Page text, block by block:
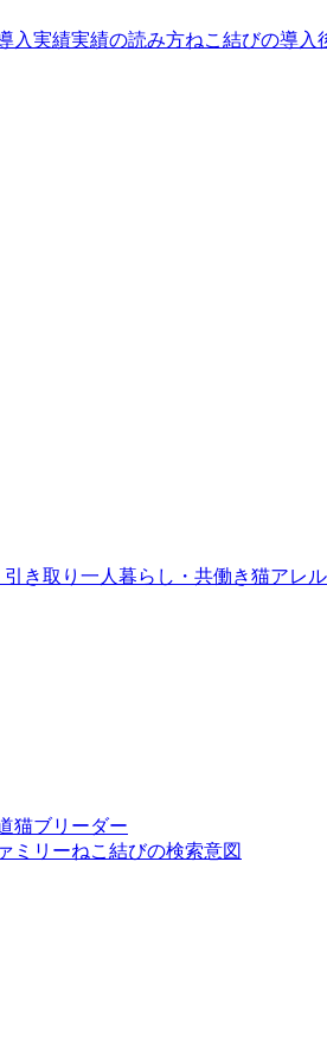
入実績実績の読み方ねこ結びの導入
き取り 一人暮らし・共働き猫アレ
猫ブリーダー
ミリーねこ結びの検索意図